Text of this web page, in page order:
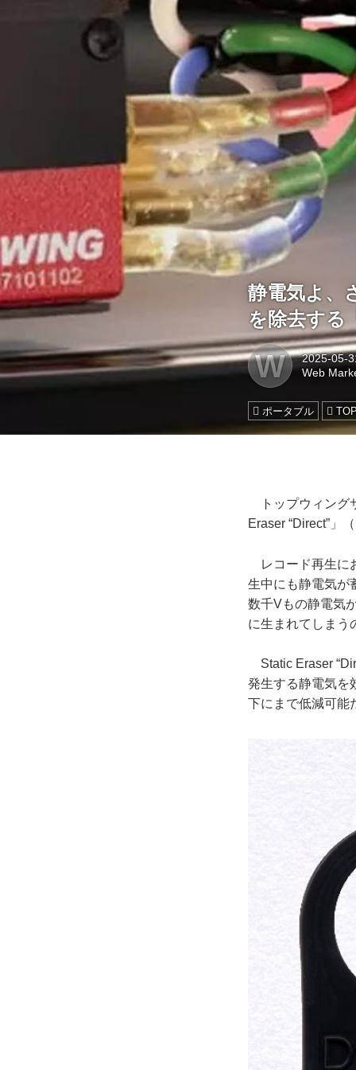
静電気よ、
を除去する
W
2025-05-
Web
ポータブル
トップウィング
Eraser “Direct”」
レコード再生に
生中にも静電気が
数千Vもの静電気
に生まれてしまう
Static Eraser
発生する静電気を
下にまで低減可能